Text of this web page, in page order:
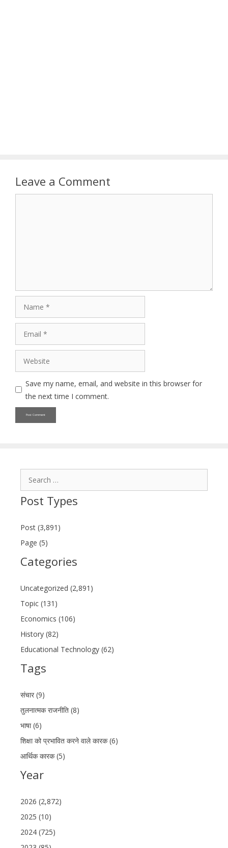
Leave a Comment
Save my name, email, and website in this browser for
the next time I comment.
Post Types
Post (3,891)
Page (5)
Categories
Uncategorized (2,891)
Topic (131)
Economics (106)
History (82)
Educational Technology (62)
Tags
संचार (9)
तुलनात्मक राजनीति (8)
भाषा (6)
शिक्षा को प्रभावित करने वाले कारक (6)
आर्थिक कारक (5)
Year
2026 (2,872)
2025 (10)
2024 (725)